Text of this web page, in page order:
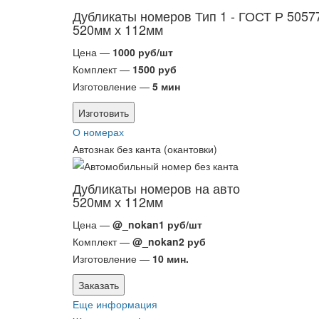
Дубликаты номеров Тип 1 - ГОСТ Р
520мм х 112мм
Цена — 1000 руб/шт
Комплект — 1500 руб
Изготовление — 5 мин
Изготовить
О номерах
Автознак без канта (окантовки)
Дубликаты номеров на авто
520мм х 112мм
Цена — @_nokan1 руб/шт
Комплект — @_nokan2 руб
Изготовление — 10 мин.
Заказать
Еще информация